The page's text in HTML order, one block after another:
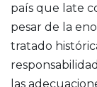
país que late
pesar de la
tratado
las